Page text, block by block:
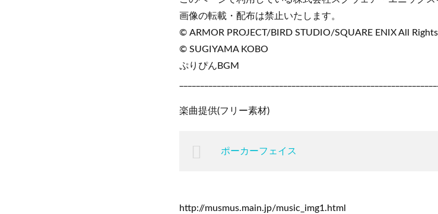
画像の転載・配布は禁止いたします。
© ARMOR PROJECT/BIRD STUDIO/SQUARE ENIX All Rights
© SUGIYAMA KOBO
ぷりぴんBGM
楽曲提供(フリー素材)
ポーカーフェイス
http://musmus.main.jp/music_img1.html